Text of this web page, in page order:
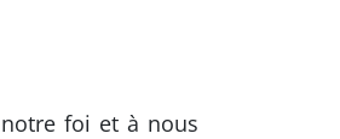
foi et à nous